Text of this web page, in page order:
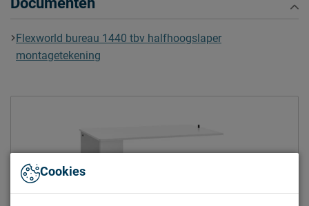
Onderhoud
doekje
Garantie
Locatie
Flexworld bureau 1440 tbv halfhoogslaper
montagetekening
Cookies